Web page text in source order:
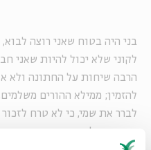
בני היה בטוח שאני רוצה
לקוני שלא יכול להיות שאני
הרבה שיחות על החתונה ולא
להזמין; ממילא ההורים
לברר את שמי, כי לא טרח
את השם, ליתר ביטחון.